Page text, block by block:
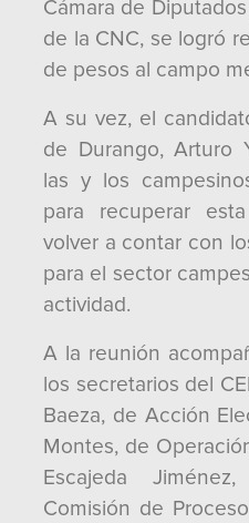
Cámara de
de la CNC, se logró
de pesos al campo
A su vez, el
de Durango, Arturo
las y los
para recuperar
volver a contar con
para el sector
actividad.
A la reunión
los secretarios del
Baeza, de Acción
Montes, de
Escajeda
Comisión de